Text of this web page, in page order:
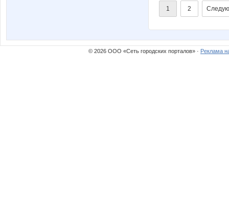
1 2
© 2026 ООО «Сеть городских порталов» · Реклама